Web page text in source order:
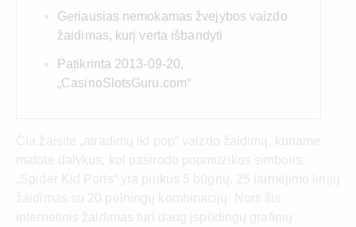
Geriausias nemokamas žvejybos vaizdo
žaidimas, kurį verta išbandyti
Patikrinta 2013-09-20,
„CasinoSlotsGuru.com“
Čia žaisite „atradimų iki pop“ vaizdo žaidimą, kuriame
matote dalykus, kol pasirodo popmuzikos simbolis.
„Spider Kid Ports“ yra puikus 5 būgnų, 25 laimėjimo linijų
žaidimas su 20 pelningų kombinacijų. Nors šis
internetinis žaidimas turi daug įspūdingų grafinių